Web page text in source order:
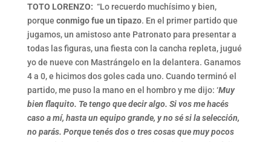
TOTO LORENZO: “Lo recuerdo muchísimo y bien,
porque conmigo fue un tipazo. En el primer partido que
jugamos, un amistoso ante Patronato para presentar a
todas las figuras, una fiesta con la cancha repleta, jugué
yo de nueve con Mastrángelo en la delantera. Ganamos
4 a 0, e hicimos dos goles cada uno. Cuando terminó el
partido, me puso la mano en el hombro y me dijo: ‘Muy
bien flaquito. Te tengo que decir algo. Si vos me hacés
caso a mí, hasta un equipo grande, y no sé si la selección,
no parás. Porque tenés dos o tres cosas que muy pocos